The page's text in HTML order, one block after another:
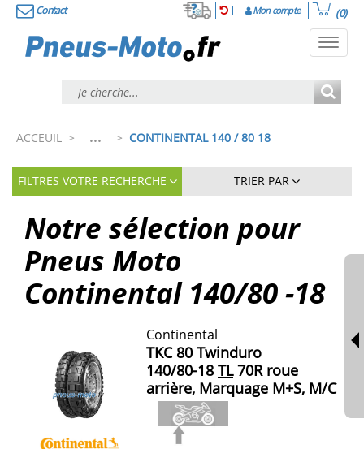
Contact Mon compte (0)
ACCEUIL > ... > CONTINENTAL 140 / 80 18
FILTRES VOTRE RECHERCHE TRIER PAR
Notre sélection pour
Pneus Moto
Continental 140/80 -18
Continental
TKC 80 Twinduro
140/80-18 TL70R roue
arrière, Marquage M+S, M/C